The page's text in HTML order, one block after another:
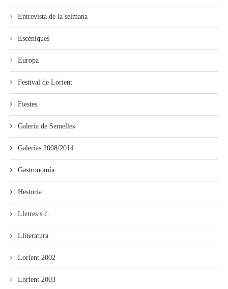
Entrevista de la selmana
Escéniques
Europa
Festival de Lorient
Fiestes
Galería de Semelles
Galerías 2008/2014
Gastronomía
Hestoria
Lletres s.c.
Lliteratura
Lorient 2002
Lorient 2003